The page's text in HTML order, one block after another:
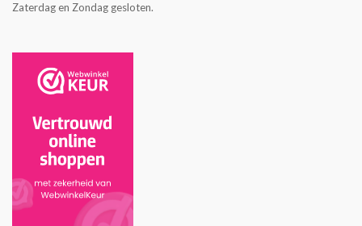
Zaterdag en Zondag gesloten.